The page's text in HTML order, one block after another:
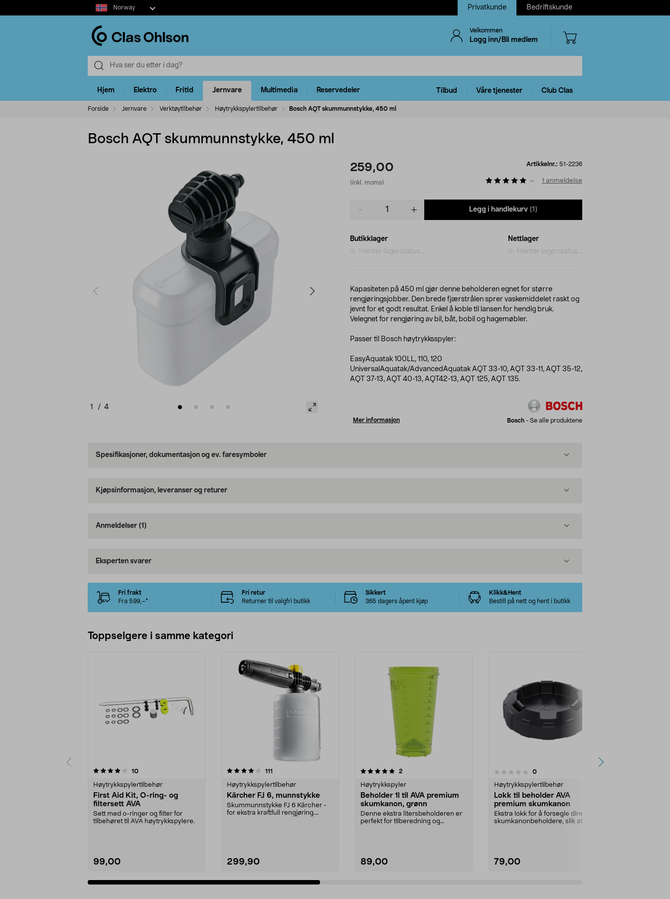
Select
market
Norway Privatkunde Bedriftskunde
Velkommen
Logg inn/Bli medlem
Hjem Elektro Fritid Jernvare Multimedia Reservedeler Tilbud Våre tjenester Club Clas
Forside Jernvare Verktøytilbehør Høytrykkspylertilbehør Bosch AQT skummunnstykke, 450 ml
Bosch AQT skummunnstykke, 450 ml
1 / 4
259,00
(inkl. moms)
Artikkelnr.: 51-2236
1 anmeldelse
Legg i handlekurv (1)
Butikklager
Henter lagerstatus...
Nettlager
Henter lagerstatus...
Kapasiteten på 450 ml gjør denne beholderen egnet for større
rengjøringsjobber. Den brede fjærstrålen sprer vaskemiddelet raskt og
jevnt for et godt resultat. Enkel å koble til lansen for hendig bruk.
Velegnet for rengjøring av bil, båt, bobil og hagemøbler.
Passer til Bosch høytrykksspyler:
EasyAquatak 100LL, 110, 120
UniversalAquatak/AdvancedAquatak AQT 33-10, AQT 33-11, AQT 35-12,
AQT 37-13, AQT 40-13, AQT42-13, AQT 125, AQT 135.
Mer informasjon Bosch - Se alle produktene
Spesifikasjoner, dokumentasjon og ev. faresymboler
Kjøpsinformasjon, leveranser og returer
Anmeldelser (1)
Eksperten svarer
Fri frakt
Fra 599,–*
Fri retur
Returner til valgfri butikk
Sikkert
365 dagers åpent kjøp
Klikk&Hent
Bestill på nett og hent i butikk
Toppselgere i samme kategori
10anmeldelser
Høytrykkspylertilbehør
First Aid Kit, O-ring- og
filtersett AVA
Sett med o-ringer og filter for
tilbehøret til AVA høytrykkspylere.
99,00
4.0 av 5 stjerner 111
Høytrykkspylertilbehør
Kärcher FJ 6, munnstykke
Skummunnstykke FJ 6 Kärcher -
for ekstra kraftfull rengjøring.
299,90
5.0 av 5 stjerner 2
Høytrykkspyler
Beholder 1l til AVA premium
skumkanon, grønn
Denne ekstra litersbeholderen er
perfekt for tilberedning og
89,00
0.0 av 5 stjerner 0anmeldelser
Høytrykkspylertilbehør
Lokk til beholder AVA
premium skumkanon
Ekstra lokk for å forsegle dine AVA
skumkanonbeholdere, slik at du
79,00
4.5 av 5 stjerner